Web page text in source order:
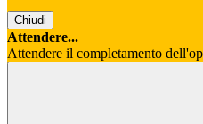
Chiudi
Attendere...
Attendere il completamento